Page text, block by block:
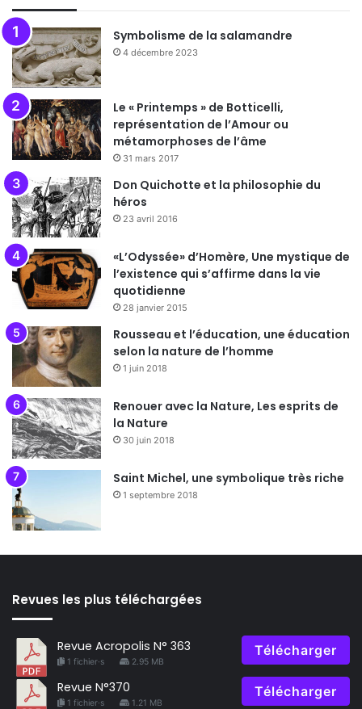
Symbolisme de la salamandre
4 décembre 2023
Le « Printemps » de Botticelli,
représentation de l’Amour ou
métamorphoses de l’âme
31 mars 2017
Don Quichotte et la philosophie du
héros
23 avril 2016
«L’Odyssée» d’Homère, Une mystique de
l’existence qui s’affirme dans la vie
quotidienne
28 janvier 2015
Rousseau et l’éducation, une éducation
selon la nature de l’homme
1 juin 2018
Renouer avec la Nature, Les esprits de
la Nature
30 juin 2018
Saint Michel, une symbolique très riche
1 septembre 2018
Revues les plus téléchargées
Revue Acropolis N° 363
1 fichier·s 2.95 MB
Télécharger
Revue N°370
1 fichier·s 1.21 MB
Télécharger